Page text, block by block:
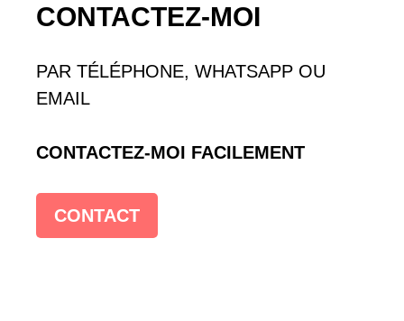
CONTACTEZ-MOI
PAR TÉLÉPHONE, WHATSAPP OU
EMAIL
CONTACTEZ-MOI FACILEMENT
CONTACT